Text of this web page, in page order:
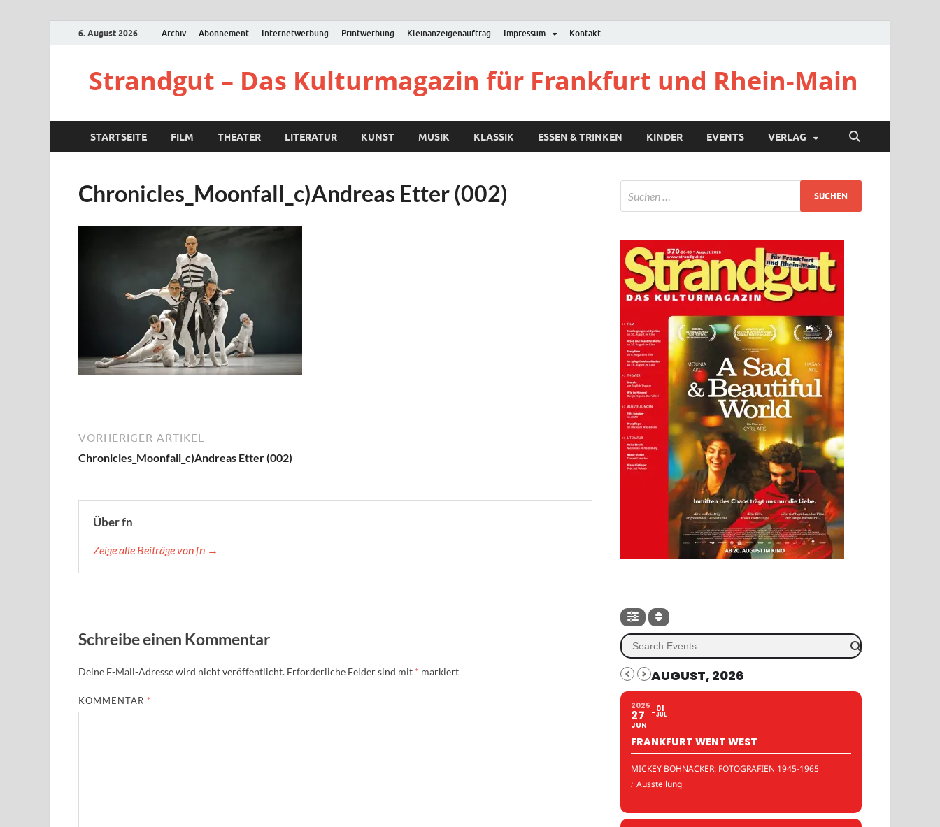
6. August 2026 Archiv Abonnement Internetwerbung Printwerbung Kleinanzeigenauftrag Impressum Kontakt
Strandgut – Das Kulturmagazin für Frankfurt und Rhein-Main
STARTSEITE FILM THEATER LITERATUR KUNST MUSIK KLASSIK ESSEN & TRINKEN KINDER EVENTS VERLAG
Chronicles_Moonfall_c)Andreas Etter (002)
VORHERIGER ARTIKEL
Chronicles_Moonfall_c)Andreas Etter (002)
Über fn
Zeige alle Beiträge von fn →
Schreibe einen Kommentar
Deine E-Mail-Adresse wird nicht veröffentlicht. Erforderliche Felder sind mit * markiert
KOMMENTAR *
AUGUST, 2026
2025
27
JUN
01
JUL
FRANKFURT WENT WEST
MICKEY BOHNACKER: FOTOGRAFIEN 1945-1965
: Ausstellung